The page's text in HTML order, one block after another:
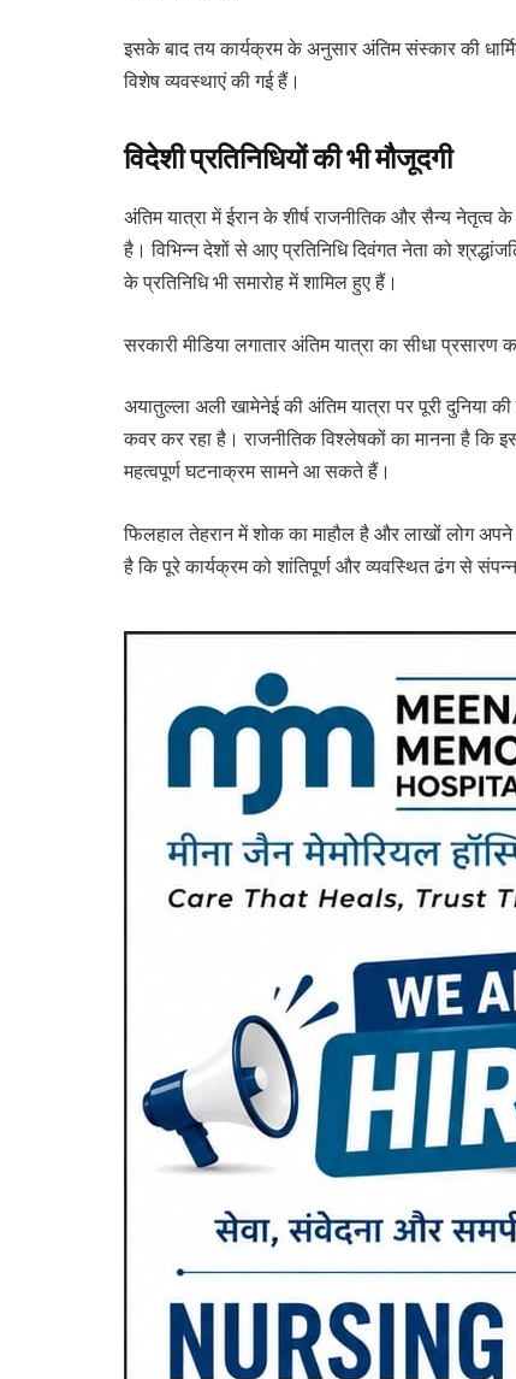
इसके बाद तय कार्यक्रम के अनुसार अंतिम संस्कार की
विशेष व्यवस्थाएं की गई हैं।
विदेशी प्रतिनिधियों की भी मौजूदगी
अंतिम यात्रा में ईरान के शीर्ष राजनीतिक और सैन्य नेतृत्व
है। विभिन्न देशों से आए प्रतिनिधि दिवंगत नेता को
के प्रतिनिधि भी समारोह में शामिल हुए हैं।
सरकारी मीडिया लगातार अंतिम यात्रा का सीधा
अयातुल्ला अली खामेनेई की अंतिम यात्रा पर पूरी दुनिया
कवर कर रहा है। राजनीतिक विश्लेषकों का मानना है
महत्वपूर्ण घटनाक्रम सामने आ सकते हैं।
फिलहाल तेहरान में शोक का माहौल है और लाखों लोग
है कि पूरे कार्यक्रम को शांतिपूर्ण और व्यवस्थित ढंग से